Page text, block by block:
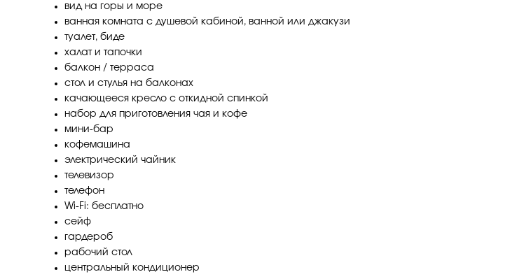
вид на горы и море
ванная комната с душевой кабиной, ванной или джакузи
туалет, биде
халат и тапочки
балкон / терраса
стол и стулья на балконах
качающееся кресло с откидной спинкой
набор для приготовления чая и кофе
мини-бар
кофемашина
электрический чайник
телевизор
телефон
Wi-Fi: бесплатно
сейф
гардероб
рабочий стол
центральный кондиционер